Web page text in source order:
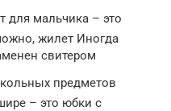
для мальчика – это
жилет Иногда
свитером
предметов
– это юбки с